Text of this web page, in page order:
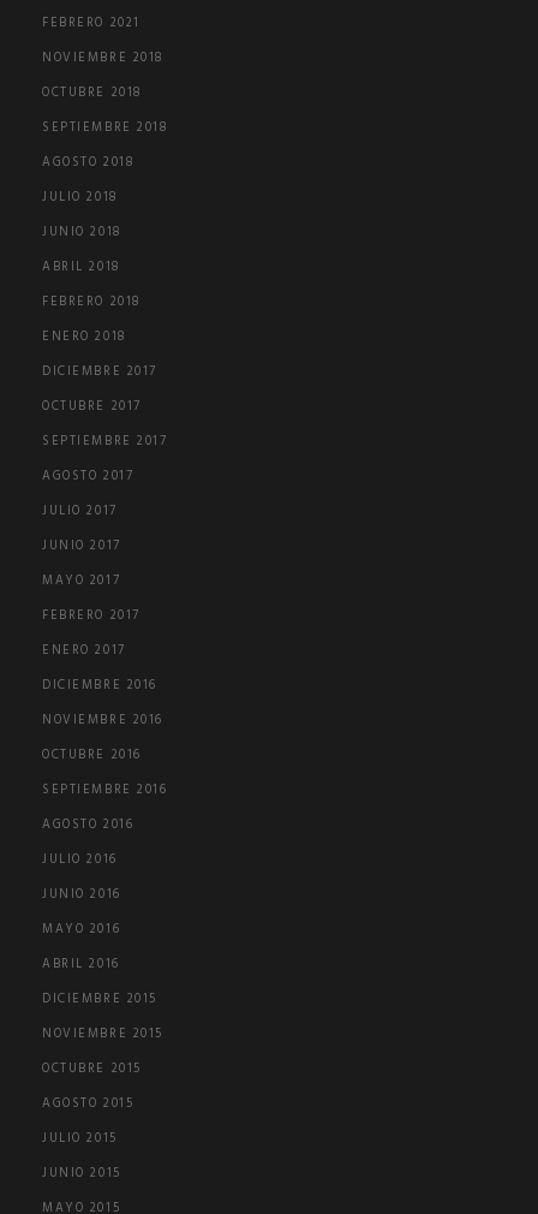
FEBRERO 2021
NOVIEMBRE 2018
OCTUBRE 2018
SEPTIEMBRE 2018
AGOSTO 2018
JULIO 2018
JUNIO 2018
ABRIL 2018
FEBRERO 2018
ENERO 2018
DICIEMBRE 2017
OCTUBRE 2017
SEPTIEMBRE 2017
AGOSTO 2017
JULIO 2017
JUNIO 2017
MAYO 2017
FEBRERO 2017
ENERO 2017
DICIEMBRE 2016
NOVIEMBRE 2016
OCTUBRE 2016
SEPTIEMBRE 2016
AGOSTO 2016
JULIO 2016
JUNIO 2016
MAYO 2016
ABRIL 2016
DICIEMBRE 2015
NOVIEMBRE 2015
OCTUBRE 2015
AGOSTO 2015
JULIO 2015
JUNIO 2015
MAYO 2015